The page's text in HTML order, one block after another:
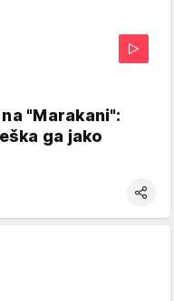
"Marakani":
ga jako